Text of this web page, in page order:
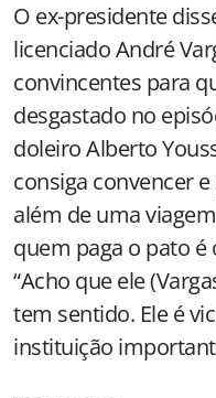
O ex-presidente
licenciado André
convincentes para
desgastado no
doleiro Alberto
consiga convencer
além de uma
quem paga o pato é
“Acho que ele
tem sentido. Ele é
instituição